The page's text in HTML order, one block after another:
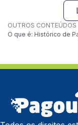
OUTROS CONTEÚDOS